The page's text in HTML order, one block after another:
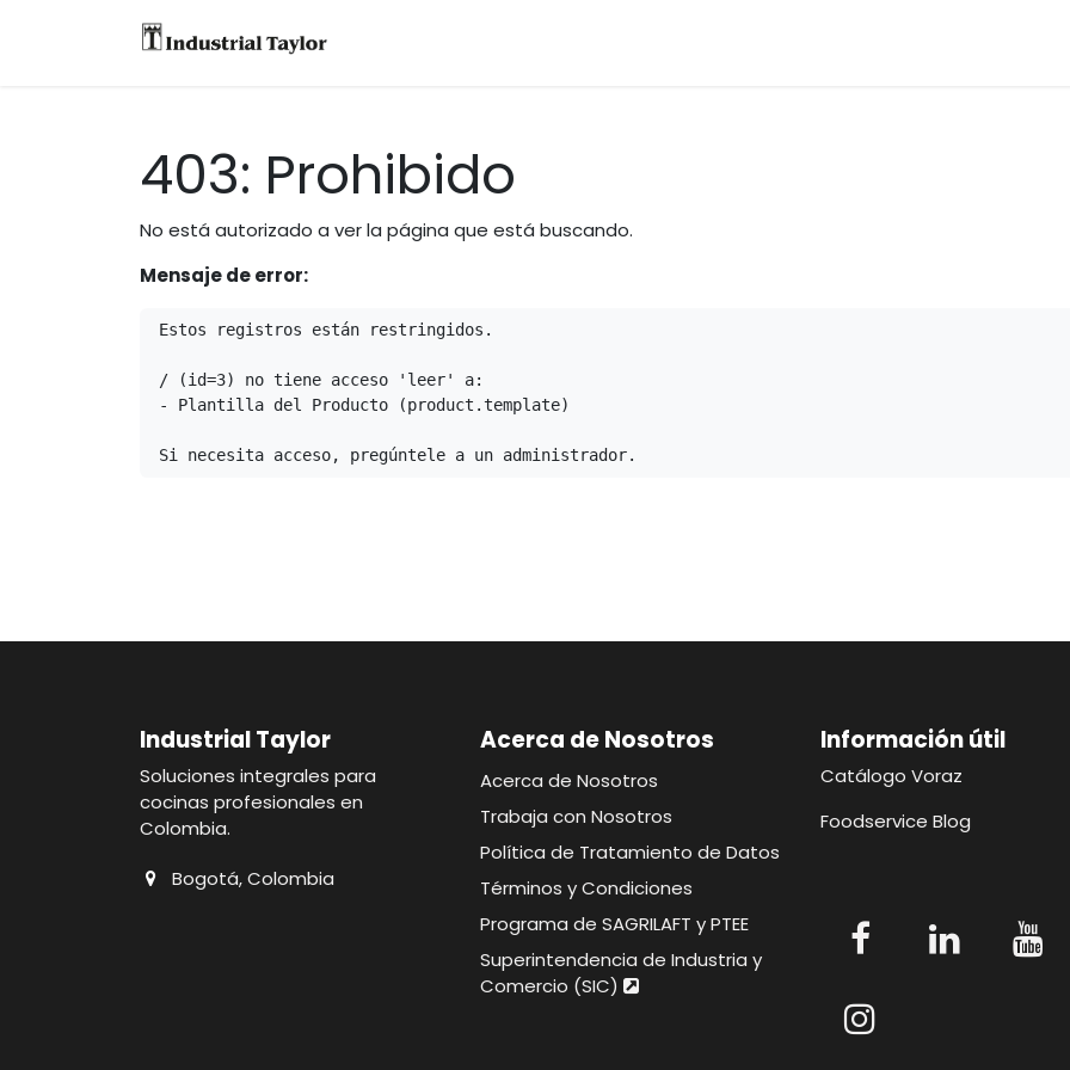
403: Prohibido
No está autorizado a ver la página que está buscando.
Mensaje de error:
Estos registros están restringidos.
/ (id=3) no tiene acceso 'leer' a:
- Plantilla del Producto (product.template)
Si necesita acceso, pregúntele a un administrador.
Industrial Taylor
Soluciones integrales para
cocinas profesionales en
Colombia.
Bogotá, Colombia
Acerca de Nosotros
Acerca de Nosotros
Trabaja con Nosotros
Política de Tratamiento de Datos
Términos y Condiciones
Programa de SAGRILAFT y PTEE
Superintendencia de Industria y
Comercio (SIC)
Información útil​​​
Catálogo Voraz
Foodservice Blog